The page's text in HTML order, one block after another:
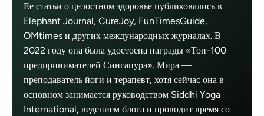
Ее статьи о целостном здоровье публиковались в
Elephant Journal, CureJoy, FunTimesGuide,
OMtimes и других международных журналах. В
2022 году она была удостоена награды «Топ-100
предпринимателей Сингапура». Мира —
преподаватель йоги и терапевт, хотя сейчас она в
основном занимается руководством Siddhi Yoga
International, ведением блога и проводит время со